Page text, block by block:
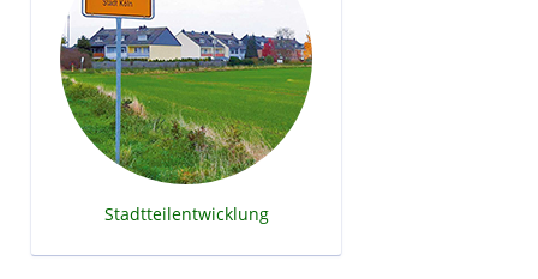
Stadtteilentwicklung